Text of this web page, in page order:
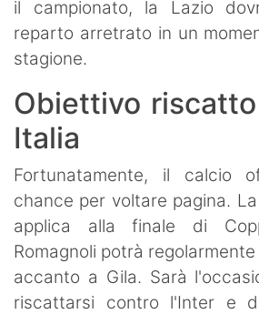
il campionato, la Lazio
reparto arretrato in un
stagione.
Obiettivo
Italia
Fortunatamente, il calcio
chance per voltare pagina.
applica alla finale di
Romagnoli potrà
accanto a Gila. Sarà
riscattarsi contro l'Inter e